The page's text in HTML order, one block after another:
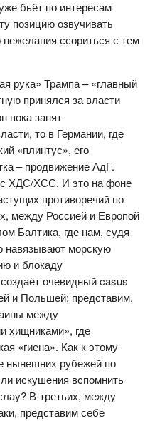
бьёт по интересам
позицию озвучивать
ссориться с тем
рука» Трампа – «главный
принялся за власти
пока занят
то в Германии, где
«плинтус», его
– продвижение АдГ.
с ХДС/ХСС. И это на фоне
противоречий по
между Россией и Европой
Балтика, где нам, судя
навязывают морскую
и блокаду
очевидный casus
и Польшей; представим,
между
хищниками», где
«гиена». Как к этому
нынешних рубежей по
искушения вспомнить
В-третьих, между
представим себе